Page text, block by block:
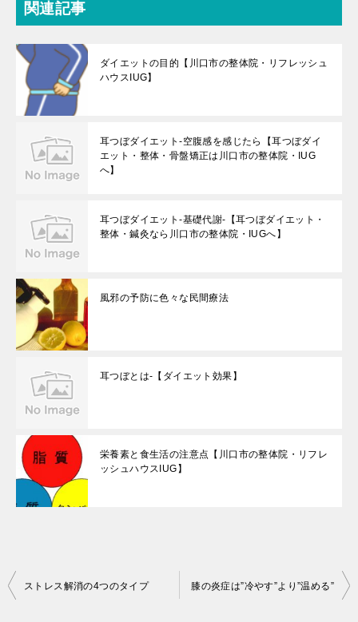
関連記事
ダイエットの目的【川口市の整体院・リフレッシュ
ハウスIUG】
耳つぼダイエット-空腹感を感じたら【耳つぼダイ
エット・整体・骨盤矯正は川口市の整体院・IUG
へ】
耳つぼダイエット-基礎代謝-【耳つぼダイエット・
整体・鍼灸なら川口市の整体院・IUGへ】
風邪の予防に色々な民間療法
耳つぼとは-【ダイエット効果】
栄養素と食生活の注意点【川口市の整体院・リフレ
ッシュハウスIUG】
投
ストレス解消の4つのタイプ 膝の炎症は”冷やす”より”温める”